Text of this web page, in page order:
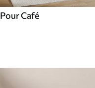
Pour Café